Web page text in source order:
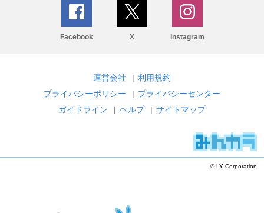
Facebook X Instagram
運営会社 | 利用規約
プライバシーポリシー
| プライバシーセンター
ガイドライン
| ヘルプ | サイトマップ
© LY Corporation